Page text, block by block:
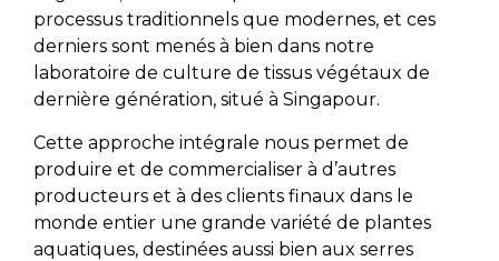
processus traditionnels que modernes, et ces
derniers sont menés à bien dans notre
laboratoire de culture de tissus végétaux de
dernière génération, situé à Singapour.
Cette approche intégrale nous permet de
produire et de commercialiser à d’autres
producteurs et à des clients finaux dans le
monde entier une grande variété de plantes
aquatiques, destinées aussi bien aux serres